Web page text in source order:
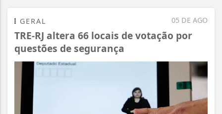
05 DE AGO
GERAL
TRE-RJ altera 66 locais de votação por
questões de segurança